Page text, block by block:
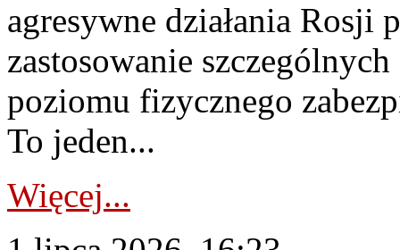
agresywne działania Rosji
zastosowanie
poziomu fizycznego
To jeden...
Więcej...